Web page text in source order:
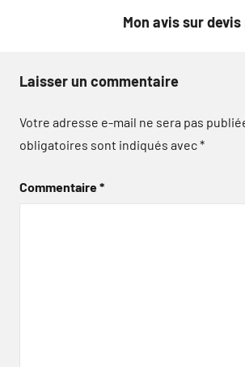
Mon avis sur
Laisser un commentaire
Votre adresse e-mail ne sera pas
obligatoires sont indiqués avec*
Commentaire*